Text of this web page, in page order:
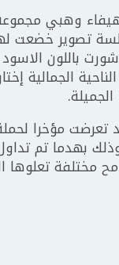
هيفاء وهبي
تصوير خضعت
باللون
الجمالية
مؤخرا
بهدما تم
مختلفة